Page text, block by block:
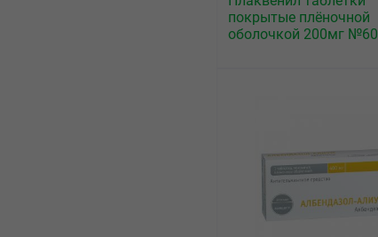
покрытые плёночной
оболочкой 200мг №60